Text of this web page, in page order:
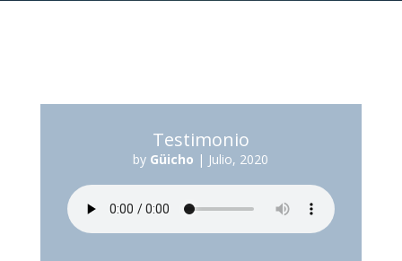
Testimonio
by Güicho | Julio, 2020